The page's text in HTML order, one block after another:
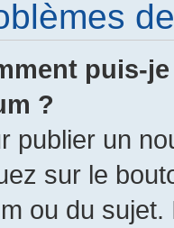
puis-
?
publier un
sur le
ou du